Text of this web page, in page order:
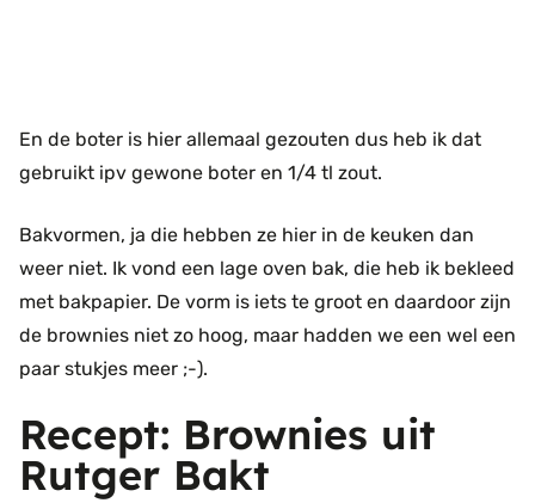
En de boter is hier allemaal gezouten dus heb ik dat
gebruikt ipv gewone boter en 1/4 tl zout.
Bakvormen, ja die hebben ze hier in de keuken dan
weer niet. Ik vond een lage oven bak, die heb ik bekleed
met bakpapier. De vorm is iets te groot en daardoor zijn
de brownies niet zo hoog, maar hadden we een wel een
paar stukjes meer ;-).
Recept: Brownies uit
Rutger Bakt